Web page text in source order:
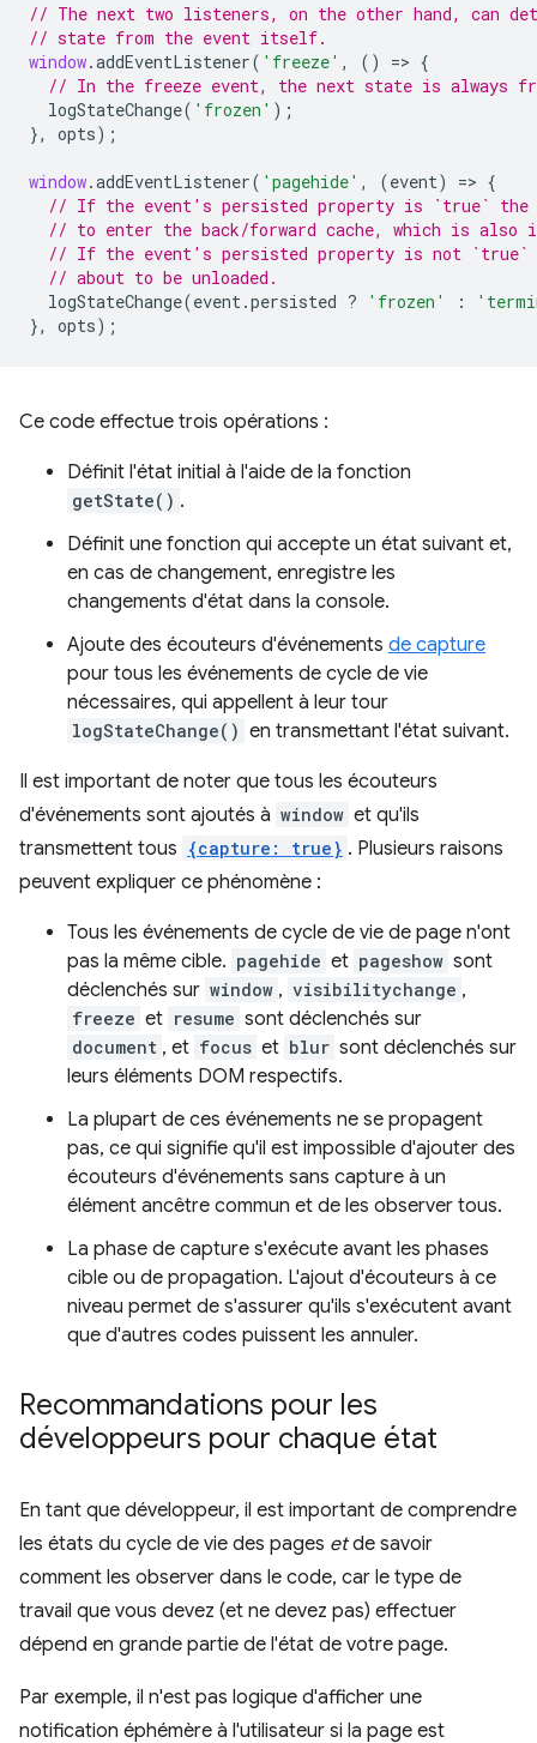
// The next two listeners, on the other hand, can
// state from the event itself.
window.addEventListener( 'freeze' , () => {
// In the freeze event, the next state is always
logStateChange( 'frozen' );
},
opts);
window.addEventListener( 'pagehide' , (event) => {
// If the event's persisted property is `true` the
// to enter the back/forward cache, which is also
// If the event's persisted property is not `true`
// about to be unloaded.
logStateChange(event .persisted ? 'frozen' :
},
opts);
Ce code effectue trois opérations :
Définit l'état initial à l'aide de la fonction
getState() .
Définit une fonction qui accepte un état suivant et,
en cas de changement, enregistre les
changements d'état dans la console.
Ajoute des écouteurs d'événements de capture
pour tous les événements de cycle de vie
nécessaires, qui appellent à leur tour
logStateChange() en transmettant l'état suivant.
Il est important de noter que tous les écouteurs
d'événements sont ajoutés à window et qu'ils
transmettent tous {capture: true} . Plusieurs raisons
peuvent expliquer ce phénomène :
Tous les événements de cycle de vie de page n'ont
pas la même cible. pagehide et pageshow sont
déclenchés sur window , visibilitychange ,
freeze et resume sont déclenchés sur
document , et focus et blur sont déclenchés sur
leurs éléments DOM respectifs.
La plupart de ces événements ne se propagent
pas, ce qui signifie qu'il est impossible d'ajouter des
écouteurs d'événements sans capture à un
élément ancêtre commun et de les observer tous.
La phase de capture s'exécute avant les phases
cible ou de propagation. L'ajout d'écouteurs à ce
niveau permet de s'assurer qu'ils s'exécutent avant
que d'autres codes puissent les annuler.
Recommandations pour les
développeurs pour chaque état
En tant que développeur, il est important de comprendre
les états du cycle de vie des pages etde savoir
comment les observer dans le code, car le type de
travail que vous devez (et ne devez pas) effectuer
dépend en grande partie de l'état de votre page.
Par exemple, il n'est pas logique d'afficher une
notification éphémère à l'utilisateur si la page est